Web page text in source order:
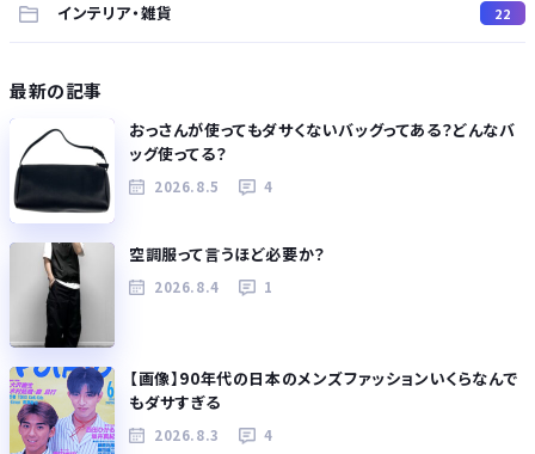
インテリア・雑貨 22
最新の記事
おっさんが使ってもダサくないバッグってある？どんなバ
ッグ使ってる？
2026.8.5 4
空調服って言うほど必要か？
2026.8.4 1
【画像】90年代の日本のメンズファッションいくらなんで
もダサすぎる
2026.8.3 4